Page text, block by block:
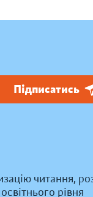
Підписатись
читання,
рівня